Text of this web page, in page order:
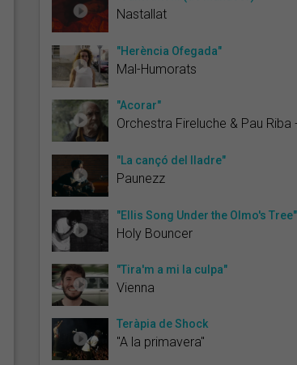
Nastallat
"Herència Ofegada"
Mal-Humorats
"Acorar"
Orchestra Fireluche & Pau Riba
"La cançó del lladre"
Paunezz
"Ellis Song Under the Olmo's Tree"
Holy Bouncer
"Tira'm a mi la culpa"
Vienna
Teràpia de Shock
"A la primavera"